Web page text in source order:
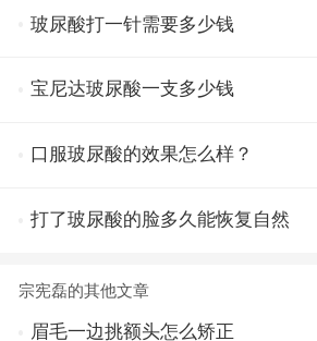
玻尿酸打一针需要多少钱
宝尼达玻尿酸一支多少钱
口服玻尿酸的效果怎么样？
打了玻尿酸的脸多久能恢复自然
宗宪磊的其他文章
眉毛一边挑额头怎么矫正